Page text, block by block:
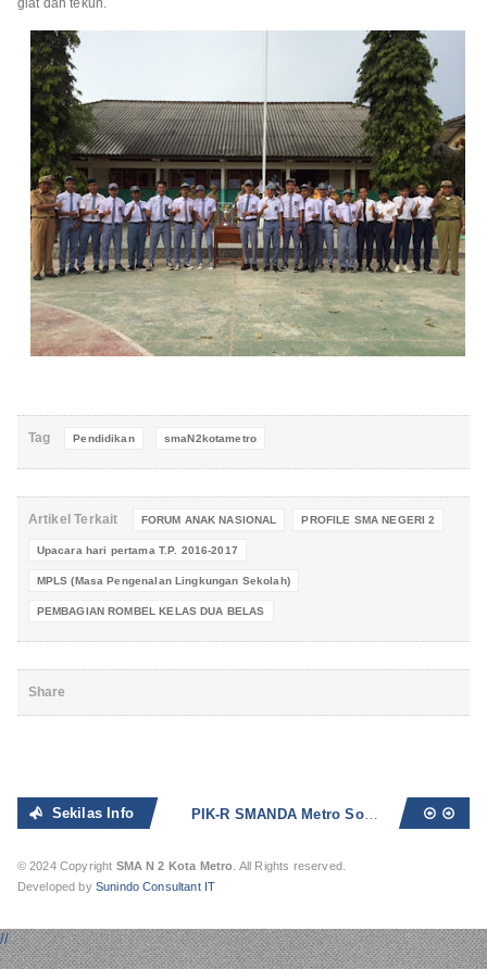
giat dan tekun.
Tag Pendidikan smaN2kotametro
Artikel Terkait FORUM ANAK NASIONAL PROFILE SMA NEGERI 2
Upacara hari pertama T.P. 2016-2017
MPLS (Masa Pengenalan Lingkungan Sekolah)
PEMBAGIAN ROMBEL KELAS DUA BELAS
Share
Sekilas Info PIK-R SMANDA Metro Sosialisasikan Bahaya Seks Bebas dan Narkoba
© 2024 Copyright SMA N 2 Kota Metro . All Rights reserved.
Developed by Sunindo Consultant IT
//